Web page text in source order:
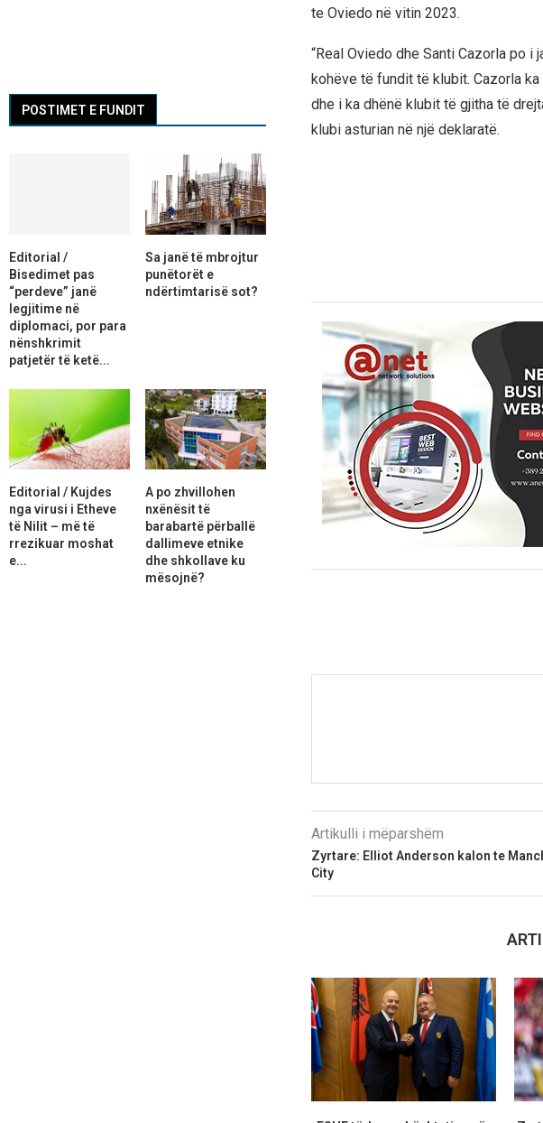
te Oviedo në vitin 2023.
“Real Oviedo dhe Santi Cazorla po
kohëve të fundit të klubit. Cazorla
dhe i ka dhënë klubit të gjitha të
klubi asturian në një deklaratë.
Artikulli i mëparshëm
Zyrtare: Elliot Anderson kalon te
City
POSTIMET E FUNDIT
Editorial /
Bisedimet pas
“perdeve” janë
legjitime në
diplomaci, por para
nënshkrimit
patjetër të ketë...
Sa janë të mbrojtur
punëtorët e
ndërtimtarisë sot?
Editorial / Kujdes
nga virusi i Etheve
të Nilit – më të
rrezikuar moshat
e...
A po zhvillohen
nxënësit të
barabartë përballë
dallimeve etnike
dhe shkollave ku
mësojnë?